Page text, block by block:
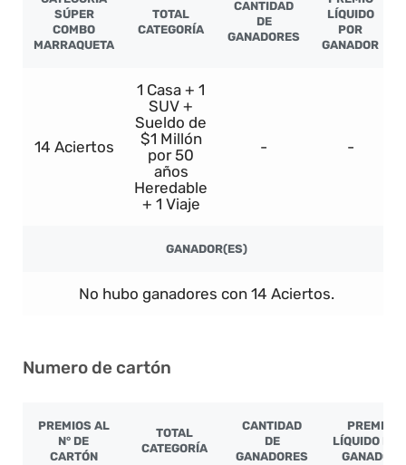
SÚPER
COMBO
MARRAQUETA
TOTAL
CATEGORÍA
CANTIDAD
DE
GANADORES
LÍQUIDO
POR
GANADOR
14 Aciertos
1 Casa + 1
SUV +
Sueldo de
$1 Millón
por 50
años
Heredable
+ 1 Viaje
- -
GANADOR(ES)
No hubo ganadores con 14 Aciertos.
Numero de cartón
PREMIOS AL
N° DE
CARTÓN
TOTAL
CATEGORÍA
CANTIDAD
DE
GANADORES
PREMIO
LÍQUIDO POR
GANADOR